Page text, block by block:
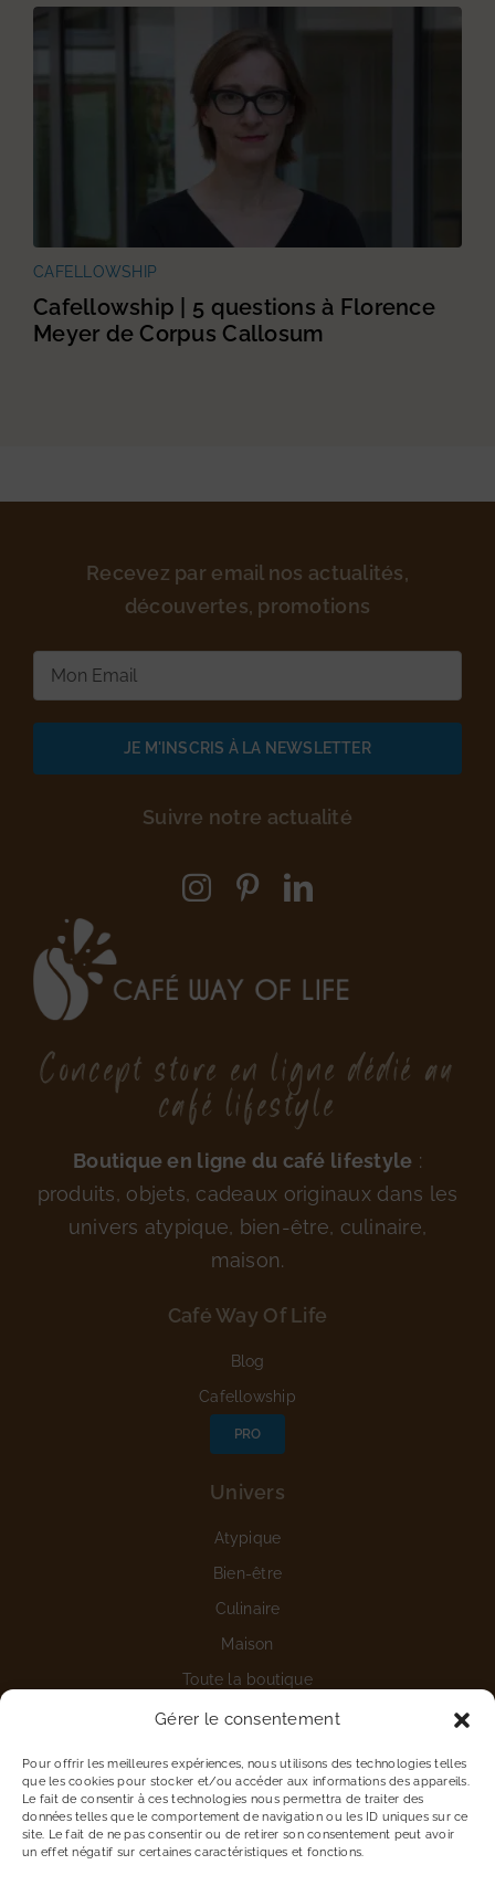
Gérer le consentement
Pour offrir les meilleures expériences, nous utilisons des technologies telles
que les cookies pour stocker et/ou accéder aux informations des appareils.
Le fait de consentir à ces technologies nous permettra de traiter des
données telles que le comportement de navigation ou les ID uniques sur ce
site. Le fait de ne pas consentir ou de retirer son consentement peut avoir
un effet négatif sur certaines caractéristiques et fonctions.
CAFELLOWSHIP
Cafellowship | 5 questions à Florence
Meyer de Corpus Callosum
Recevez par email nos actualités,
découvertes, promotions
Suivre notre actualité
Concept store en ligne dédié au
café lifestyle
Boutique en ligne du café lifestyle :
produits, objets, cadeaux originaux dans les
univers atypique, bien-être, culinaire,
maison.
Café Way Of Life
Blog
Cafellowship
PRO
Univers
Atypique
Bien-être
Culinaire
Maison
Toute la boutique
Nous contacter
Détails du compte
Vous êtes une entreprise